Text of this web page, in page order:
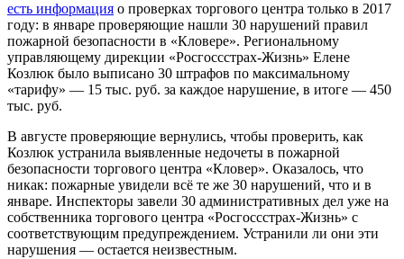
есть информация о проверках торгового центра только в 2017
году: в январе проверяющие нашли 30 нарушений правил
пожарной безопасности в «Кловере». Региональному
управляющему дирекции «Росгоссстрах-Жизнь» Елене
Козлюк было выписано 30 штрафов по максимальному
«тарифу» — 15 тыс. руб. за каждое нарушение, в итоге — 450
тыс. руб.
В августе проверяющие вернулись, чтобы проверить, как
Козлюк устранила выявленные недочеты в пожарной
безопасности торгового центра «Кловер». Оказалось, что
никак: пожарные увидели всё те же 30 нарушений, что и в
январе. Инспекторы завели 30 административных дел уже на
собственника торгового центра «Росгоссстрах-Жизнь» с
соответствующим предупреждением. Устранили ли они эти
нарушения — остается неизвестным.